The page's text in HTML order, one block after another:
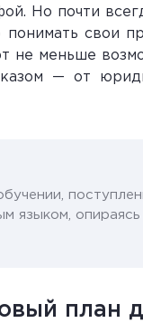
Но почти
свои
меньше
— от
языком,
план